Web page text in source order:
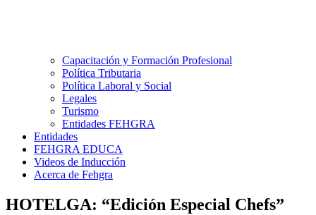
Capacitación y Formación Profesional
Política Tributaria
Política Laboral y Social
Legales
Turismo
Entidades FEHGRA
Entidades
FEHGRA EDUCA
Videos de Inducción
Acerca de Fehgra
HOTELGA: “Edición Especial Chefs”